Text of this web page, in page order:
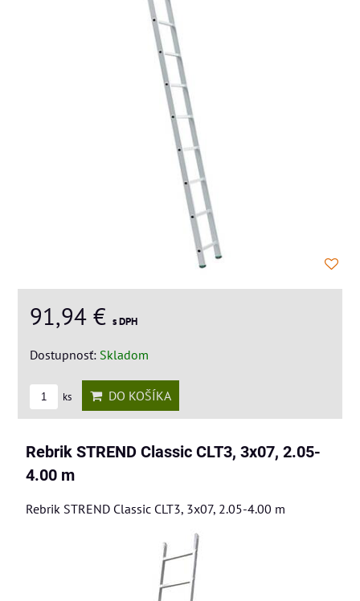
91,94 € s DPH
Dostupnosť: Skladom
ks DO KOŠÍKA
Rebrik STREND Classic CLT3, 3x07, 2.05-
4.00 m
Rebrik STREND Classic CLT3, 3x07, 2.05-4.00 m